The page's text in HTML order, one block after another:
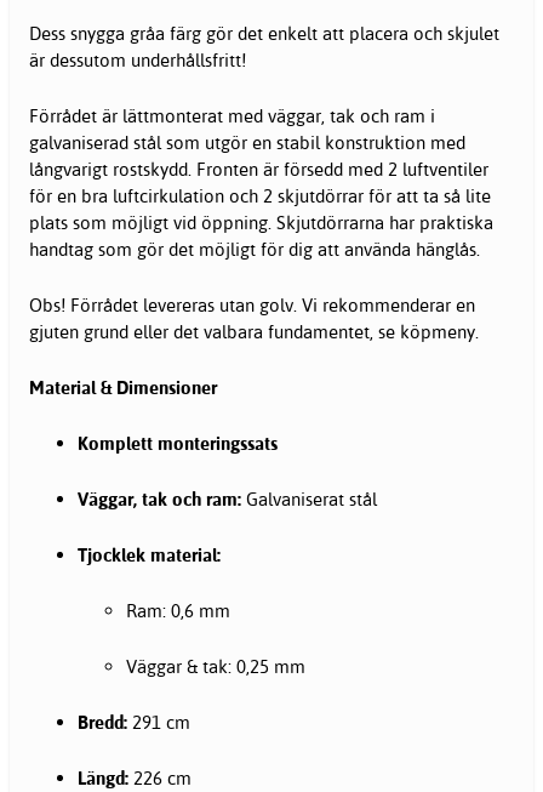
Dess snygga gråa färg gör det enkelt att placera och skjulet
är dessutom underhållsfritt!
Förrådet är lättmonterat med väggar, tak och ram i
galvaniserad stål som utgör en stabil konstruktion med
långvarigt rostskydd. Fronten är försedd med 2 luftventiler
för en bra luftcirkulation och 2 skjutdörrar för att ta så lite
plats som möjligt vid öppning. Skjutdörrarna har praktiska
handtag som gör det möjligt för dig att använda hänglås.
Obs! Förrådet levereras utan golv. Vi rekommenderar en
gjuten grund eller det valbara fundamentet, se köpmeny.
Material & Dimensioner
Komplett monteringssats
Väggar, tak och ram: Galvaniserat stål
Tjocklek material:
Ram: 0,6 mm
Väggar & tak: 0,25 mm
Bredd: 291 cm
Längd: 226 cm